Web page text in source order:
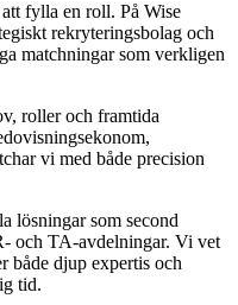
fylla en roll. På Wise
rekryteringsbolag och
matchningar som verkligen
roller och framtida
vi med både precision
lösningar som second
och TA-avdelningar. Vi vet
både djup expertis och
tid.